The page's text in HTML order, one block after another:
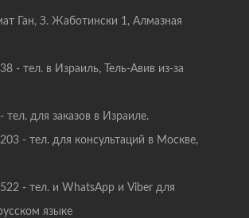
Ган, З. Жаботински 1, Алмазная
- тел. в Израиль, Тель-Авив из-за
тел. для заказов в Израиле.
- тел. для консультаций в Москве,
- тел. и WhatsApp и Viber для
языке